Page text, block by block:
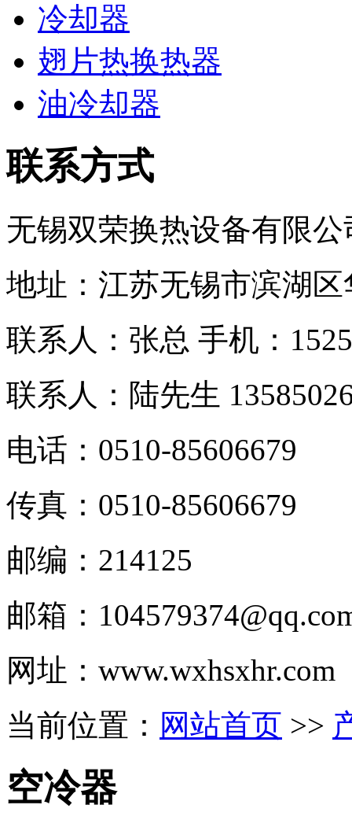
冷却器
翅片热换热器
油冷却器
联系方式
无锡双荣换热设备有限
地址：江苏无锡市滨湖区
联系人：张总 手机：
联系人： 陆先生
电话：0510-85606679
传真：0510-85606679
邮编：214125
邮箱：
网址：www.wxhsxhr.com
当前位置： 网站首页 >>
空冷器